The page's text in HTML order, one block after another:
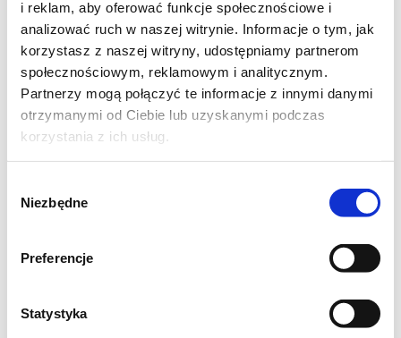
i reklam, aby oferować funkcje społecznościowe i
analizować ruch w naszej witrynie. Informacje o tym, jak
korzystasz z naszej witryny, udostępniamy partnerom
społecznościowym, reklamowym i analitycznym.
Partnerzy mogą połączyć te informacje z innymi danymi
otrzymanymi od Ciebie lub uzyskanymi podczas
korzystania z ich usług.
zgody
Niezbędne
Preferencje
Statystyka
Składniki na sałatkę z kaczką i
winegretem z marakui:
Sałatka:
2 piersi z kaczki (ok. 500 g)
ok. 150-200 g młodych liści szpinaku
1 koper włoski (fenkuł)
4 kumkwaty (lub 1 mandarynka albo